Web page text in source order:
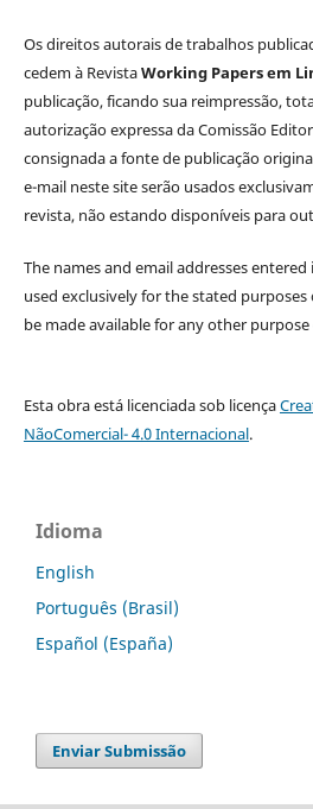
Os direitos autorais de trabalhos
cedem à RevistaWorking Papers em
publicação, ficando sua reimpressão,
autorização expressa da Comissão
consignada a fonte de publicação
e-mail neste site serão usados
revista, não estando disponíveis para
The names and email addresses
used exclusively for the stated
be made available for any other
Esta obra está licenciada sob licença
NãoComercial- 4.0 Internacional.
Idioma
English
Português (Brasil)
Español (España)
Enviar Submissão